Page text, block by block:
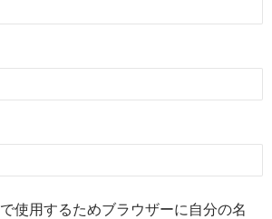
使用するためブラウザーに自分の名